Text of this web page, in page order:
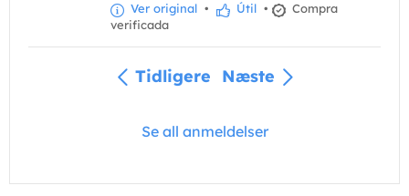
Ver original • Útil •
Compra
verificada
Tidligere Næste
Se all anmeldelser